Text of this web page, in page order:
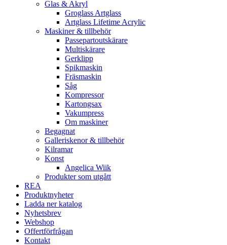
Glas & Akryl
Groglass Artglass
Artglass Lifetime Acrylic
Maskiner & tillbehör
Passepartoutskärare
Multiskärare
Gerklipp
Spikmaskin
Fräsmaskin
Såg
Kompressor
Kartongsax
Vakumpress
Om maskiner
Begagnat
Galleriskenor & tillbehör
Kilramar
Konst
Angelica Wiik
Produkter som utgått
REA
Produktnyheter
Ladda ner katalog
Nyhetsbrev
Webshop
Offertförfrågan
Kontakt